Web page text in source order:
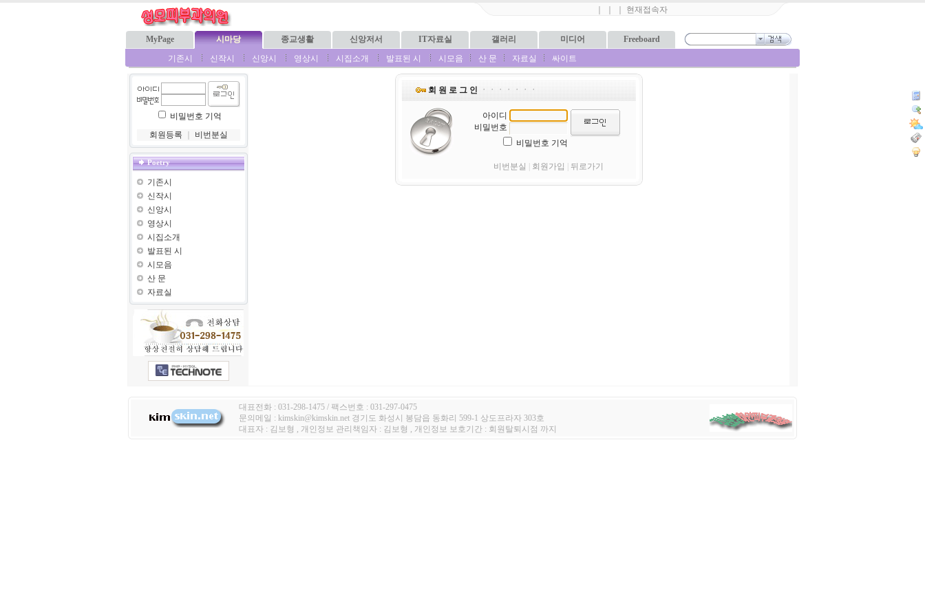
현재접속자
MyPage 시마당 종교생활 신앙저서 IT자료실 갤러리 미디어
Freeboard
기존시
신작시 신앙시 영상시 시집소개 발표된 시 시모음 산 문 자료실 싸이트
비밀번호 기억
회원등록
비번분실
Poetry
기존시
신작시
신앙시
영상시
시집소개
발표된 시
시모음
산 문
자료실
회 원 로 그 인ㆍㆍㆍㆍㆍㆍㆍ
아이디
비밀번호
비밀번호 기억
비번분실 회원가입 뒤로가기
대표전화 : 031-298-1475 / 팩스번호 : 031-297-0475
문의메일 : kimskin@kimskin.net 경기도 화성시 봉담읍 동화리 599-1 상도프라자 303호
대표자 : 김보형 , 개인정보 관리책임자 : 김보형 , 개인정보 보호기간 : 회원탈퇴시점 까지